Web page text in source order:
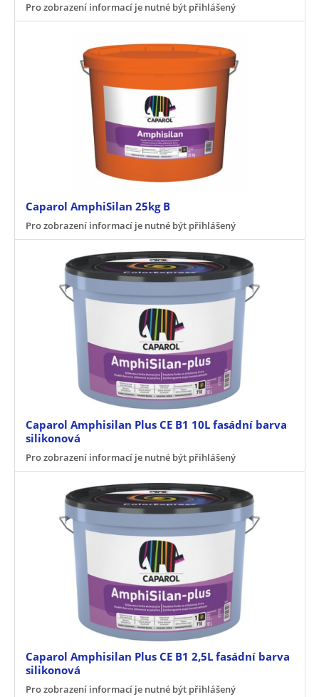
Pro zobrazení informací je nutné být přihlášený
Caparol AmphiSilan 25kg B
Pro zobrazení informací je nutné být přihlášený
Caparol Amphisilan Plus CE B1 10L fasádní barva
silikonová
Pro zobrazení informací je nutné být přihlášený
Caparol Amphisilan Plus CE B1 2,5L fasádní barva
silikonová
Pro zobrazení informací je nutné být přihlášený